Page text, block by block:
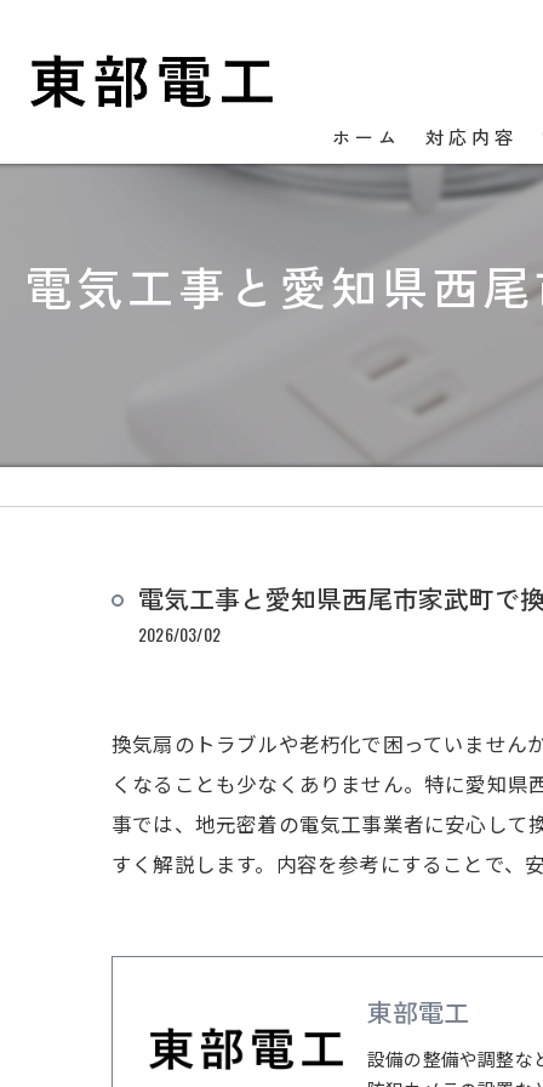
ホーム 対応内容
電気工事と愛知県西
電気工事と愛知県西尾市家武町で
2026/03/02
換気扇のトラブルや老朽化で困っていません
くなることも少なくありません。特に愛知
事では、地元密着の電気工事業者に安心し
すく解説します。内容を参考にすることで、
東部電工
設備の整備や調整な